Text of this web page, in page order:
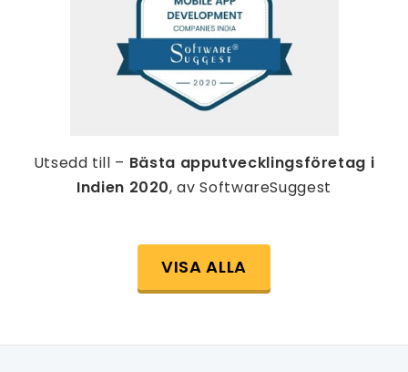
Utsedd till – Bästa apputvecklingsföretag i
Indien 2020, av SoftwareSuggest
VISA ALLA